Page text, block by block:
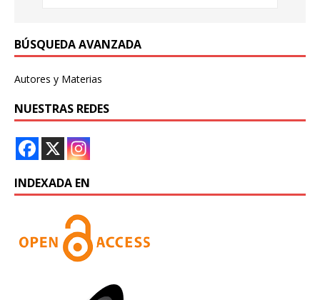
BÚSQUEDA AVANZADA
Autores y Materias
NUESTRAS REDES
INDEXADA EN